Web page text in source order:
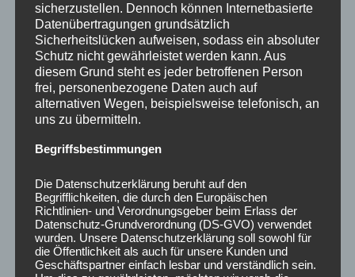
l
l
t
“
e
n
n
p
u
n
k
t
s
h
u
l
e
n
–
Frauentag oder Muttertag?
Posted on by
Der Muttertag ist für mich ein wenig attraktiver Feiertag,
obwohl ich selbst Mutter bin. Warum ich den Frauentag
bevorzuge? Ich erkläre es.
Continue reading„
F
→
sicherzustellen. Dennoch können Internetbasierte
Datenübertragungen grundsätzlich
Sicherheitslücken aufweisen, sodass ein absoluter
Schutz nicht gewährleistet werden kann. Aus
diesem Grund steht es jeder betroffenen Person
frei, personenbezogene Daten auch auf
alternativen Wegen, beispielsweise telefonisch, an
uns zu übermitteln.
Begriffsbestimmungen
Die Datenschutzerklärung beruht auf den
Begrifflichkeiten, die durch den Europäischen
Richtlinien- und Verordnungsgeber beim Erlass der
Datenschutz-Grundverordnung (DS-GVO) verwendet
wurden. Unsere Datenschutzerklärung soll sowohl für
die Öffentlichkeit als auch für unsere Kunden und
Geschäftspartner einfach lesbar und verständlich sein.